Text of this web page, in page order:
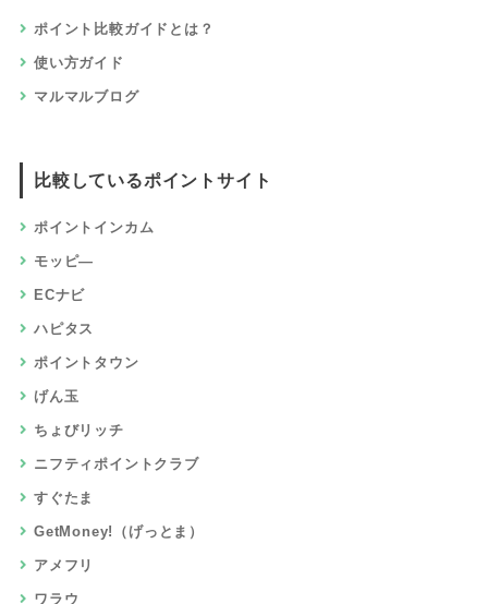
ポイント比較ガイドとは？
使い方ガイド
マルマルブログ
比較しているポイントサイト
ポイントインカム
モッピ―
ECナビ
ハピタス
ポイントタウン
げん玉
ちょびリッチ
ニフティポイントクラブ
すぐたま
GetMoney!（げっとま）
アメフリ
ワラウ